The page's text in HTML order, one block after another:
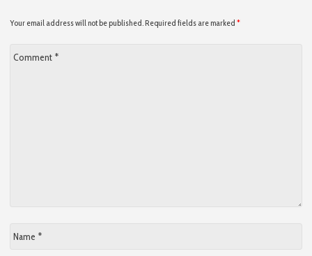
Your email address will not be published. Required fields are marked *
Comment
Name